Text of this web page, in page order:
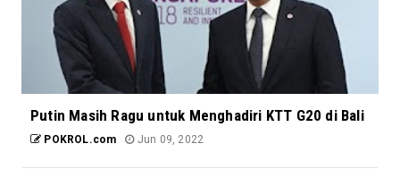
Putin Masih Ragu untuk Menghadiri KTT G20 di Bali
POKROL.com Jun 09, 2022